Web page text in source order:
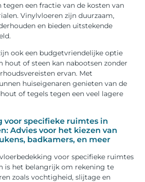
een fractie van de kosten van
Vinylvloeren zijn duurzaam,
en bieden uitstekende
ook een budgetvriendelijke optie
hout of steen kan nabootsen zonder
ervan. Met
huiseigenaren genieten van de
of tegels tegen een veel lagere
voor specifieke ruimtes in
Advies voor het kiezen van
badkamers, en meer
voor specifieke ruimtes
is het belangrijk om rekening te
zoals vochtigheid, slijtage en